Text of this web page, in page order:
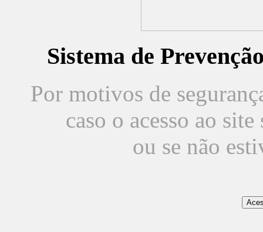
Sistema de
Por motivos de
caso o acesso ao
ou se não